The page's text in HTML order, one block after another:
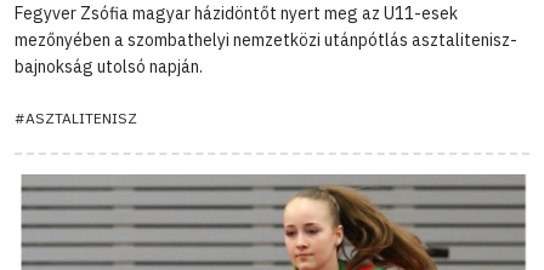
Fegyver Zsófia magyar házidöntőt nyert meg az U11-esek
mezőnyében a szombathelyi nemzetközi utánpótlás asztalitenisz-
bajnokság utolsó napján.
#ASZTALITENISZ